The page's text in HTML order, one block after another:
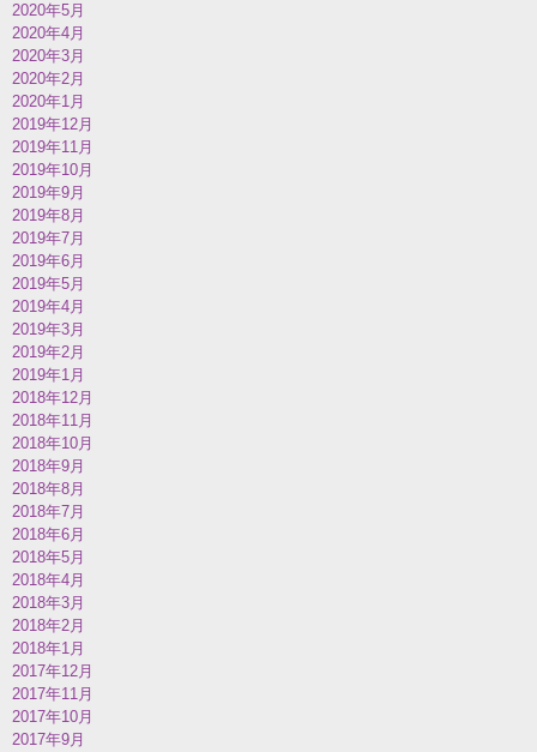
2020年5月
2020年4月
2020年3月
2020年2月
2020年1月
2019年12月
2019年11月
2019年10月
2019年9月
2019年8月
2019年7月
2019年6月
2019年5月
2019年4月
2019年3月
2019年2月
2019年1月
2018年12月
2018年11月
2018年10月
2018年9月
2018年8月
2018年7月
2018年6月
2018年5月
2018年4月
2018年3月
2018年2月
2018年1月
2017年12月
2017年11月
2017年10月
2017年9月